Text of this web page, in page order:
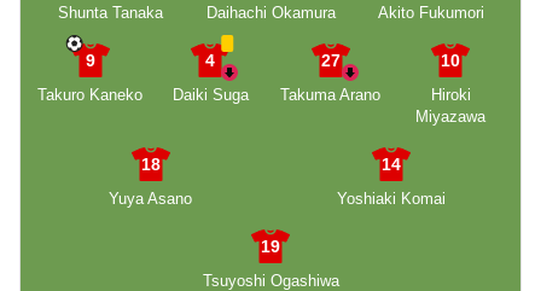
Shunta Tanaka
Daihachi Okamura
Akito Fukumori
9
Takuro Kaneko
4
Daiki Suga
27
Takuma Arano
10
Hiroki
Miyazawa
18
Yuya Asano
14
Yoshiaki Komai
19
Tsuyoshi Ogashiwa